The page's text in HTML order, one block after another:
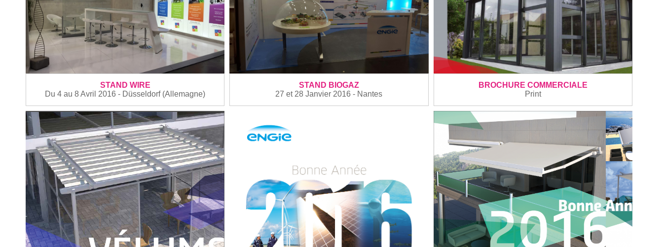
STAND WIRE
Du 4 au 8 Avril 2016 - Düsseldorf (Allemagne)
STAND BIOGAZ
27 et 28 Janvier 2016 - Nantes
BROCHURE COMMERCIALE
Print